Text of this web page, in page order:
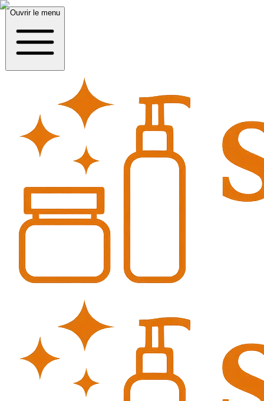
Ouvrir le menu